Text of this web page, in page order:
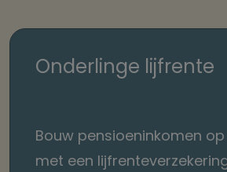
Onderlinge lijfrente
Bouw pensioeninkomen
met een